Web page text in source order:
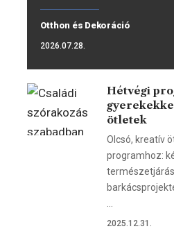
Otthon és Dekoráció
2026.07.28.
Hétvégi
ötletek
Olcsó, kreatív
programhoz:
2025.12.31.